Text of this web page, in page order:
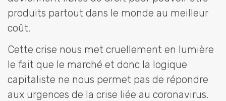
produits partout dans le monde au meilleur
coût.
Cette crise nous met cruellement en lumière
le fait que le marché et donc la logique
capitaliste ne nous permet pas de répondre
aux urgences de la crise liée au coronavirus.